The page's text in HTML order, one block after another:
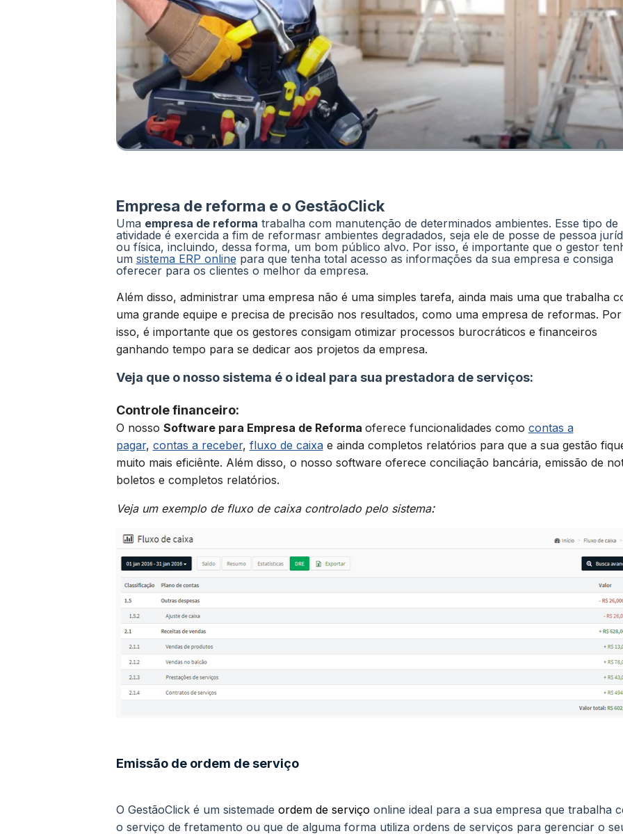
Empresa de reforma e o GestãoClick
Uma empresa de reforma trabalha com manutenção de determinados ambientes. Esse tipo de
atividade é exercida a fim de reformasr ambientes degradados, seja ele de posse de pessoa
ou física, incluindo, dessa forma, um bom público alvo. Por isso, é importante que o gestor
um sistema ERP online para que tenha total acesso as informações da sua empresa e consiga
oferecer para os clientes o melhor da empresa.
Além disso, administrar uma empresa não é uma simples tarefa, ainda mais uma que trabalha
uma grande equipe e precisa de precisão nos resultados, como uma empresa de reformas. Por
isso, é importante que os gestores consigam otimizar processos burocráticos e financeiros
ganhando tempo para se dedicar aos projetos da empresa.
Veja que o nosso sistema é o ideal para sua prestadora de serviços:
Controle financeiro:
O nosso Software para Empresa de Reforma oferece funcionalidades como contas a
pagar, contas a receber, fluxo de caixae ainda completos relatórios para que a sua gestão
muito mais eficiênte. Além disso, o nosso software oferece conciliação bancária, emissão de
boletos e completos relatórios.
Veja um exemplo de fluxo de caixa controlado pelo sistema:
Emissão de ordem de serviço
O GestãoClick é um sistemade ordem de serviço online ideal para a sua empresa que trabalha
o serviço de fretamento ou que de alguma forma utiliza ordens de serviços para gerenciar o